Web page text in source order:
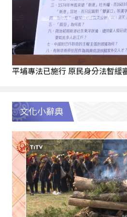
平埔專法已施行 原民身分法暫緩
文化小辭典